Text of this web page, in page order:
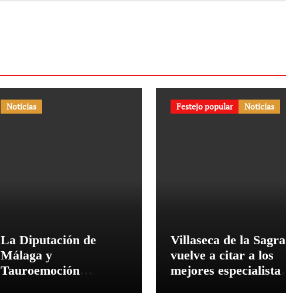
Noticias
La Diputación de
Málaga y
Tauroemoción
Festejo popular Noticias
Villaseca de la Sagra
vuelve a citar a los
mejores especialistas